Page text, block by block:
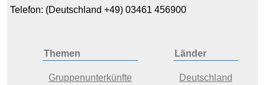
Telefon: (Deutschland +49) 03461 456900
Themen
Gruppenunterkünfte
Länder
Deutschland